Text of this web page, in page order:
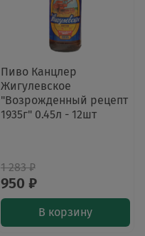
Пиво Канцлер
Жигулевское
"Возрожденный рецепт
1935г" 0.45л - 12шт
1 283 ₽
950 ₽
В корзину